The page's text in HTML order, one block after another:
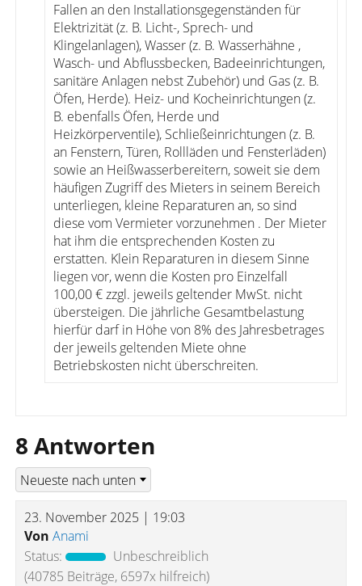
Fallen an den Installationsgegenständen für
Elektrizität (z. B. Licht-, Sprech- und
Klingelanlagen), Wasser (z. B. Wasserhähne ,
Wasch- und Abflussbecken, Badeeinrichtungen,
sanitäre Anlagen nebst Zubehör) und Gas (z. B.
Öfen, Herde). Heiz- und Kocheinrichtungen (z.
B. ebenfalls Öfen, Herde und
Heizkörperventile), Schließeinrichtungen (z. B.
an Fenstern, Türen, Rollläden und Fensterläden)
sowie an Heißwasserbereitern, soweit sie dem
häufigen Zugriff des Mieters in seinem Bereich
unterliegen, kleine Reparaturen an, so sind
diese vom Vermieter vorzunehmen . Der Mieter
hat ihm die entsprechenden Kosten zu
erstatten. Klein Reparaturen in diesem Sinne
liegen vor, wenn die Kosten pro Einzelfall
100,00 € zzgl. jeweils geltender MwSt. nicht
übersteigen. Die jährliche Gesamtbelastung
hierfür darf in Höhe von 8% des Jahresbetrages
der jeweils geltenden Miete ohne
Betriebskosten nicht überschreiten.
8 Antworten
23. November 2025 | 19:03
Von Anami
Status:
Unbeschreiblich
(40785 Beiträge, 6597x hilfreich)